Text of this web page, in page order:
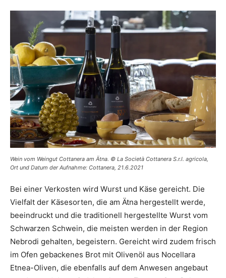
Wein vom Weingut Cottanera am Ätna. © La Società Cottanera S.r.l. agricola,
Ort und Datum der Aufnahme: Cottanera, 21.6.2021
Bei einer Verkosten wird Wurst und Käse gereicht. Die
Vielfalt der Käsesorten, die am Ätna hergestellt werde,
beeindruckt und die traditionell hergestellte Wurst vom
Schwarzen Schwein, die meisten werden in der Region
Nebrodi gehalten, begeistern. Gereicht wird zudem frisch
im Ofen gebackenes Brot mit Olivenöl aus Nocellara
Etnea-Oliven, die ebenfalls auf dem Anwesen angebaut